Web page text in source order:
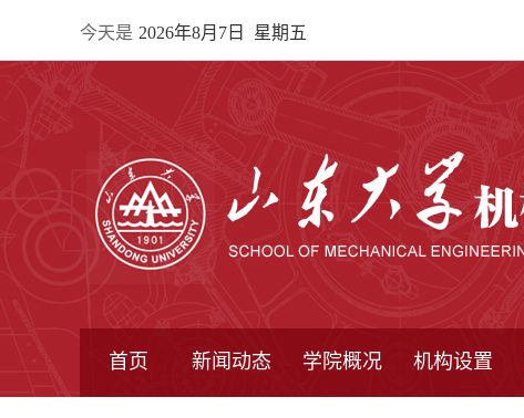
今天是 2026年8月7日 星期五
首页 新闻动态 学院概况 机构设置